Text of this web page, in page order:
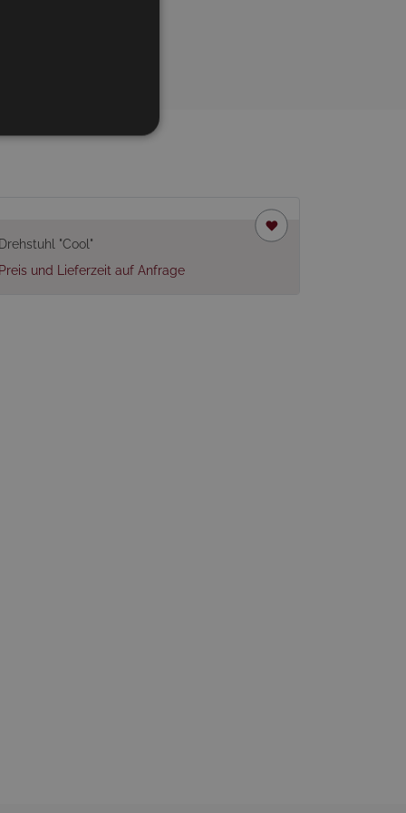
Drehstuhl "Cool"
Preis und Lieferzeit auf Anfrage